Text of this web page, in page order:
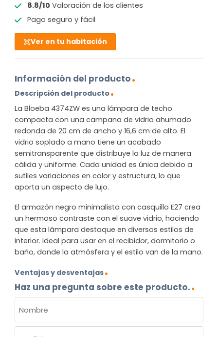
8.8/10 Valoración de los clientes
Pago seguro y fácil
Ver en tu habitación
Información del producto
Descripción del producto
La Bloeba 4374ZW es una lámpara de techo
compacta con una campana de vidrio ahumado
redonda de 20 cm de ancho y 16,6 cm de alto. El
vidrio soplado a mano tiene un acabado
semitransparente que distribuye la luz de manera
cálida y uniforme. Cada unidad es única debido a
sutiles variaciones en color y estructura, lo que
aporta un aspecto de lujo.
El armazón negro minimalista con casquillo E27 crea
un hermoso contraste con el suave vidrio, haciendo
que esta lámpara destaque en diversos estilos de
interior. Ideal para usar en el recibidor, dormitorio o
baño, donde la atmósfera y el estilo van de la mano.
Ventajas y desventajas
Haz una pregunta sobre este producto.
(OBLIGATORIO)
Nombre